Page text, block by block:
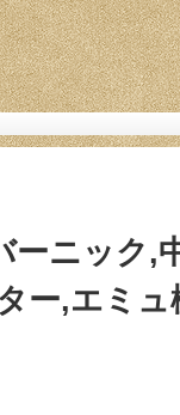
ニック,
ー,エミ